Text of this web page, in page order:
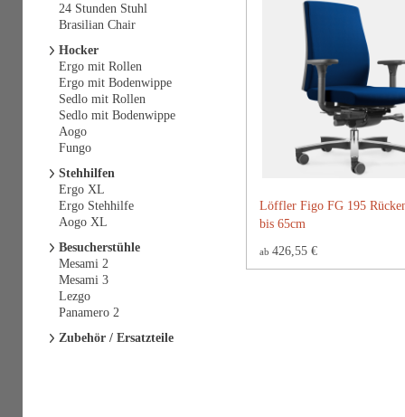
Löffler Figo FG 195
bis 65cm
ab 426,55 €
24 Stunden Stuhl
Brasilian Chair
Hocker
Ergo mit Rollen
Ergo mit Bodenwippe
Sedlo mit Rollen
Sedlo mit Bodenwippe
Aogo
Fungo
Stehhilfen
Ergo XL
Ergo Stehhilfe
Aogo XL
Besucherstühle
Mesami 2
Mesami 3
Lezgo
Panamero 2
Zubehör / Ersatzteile